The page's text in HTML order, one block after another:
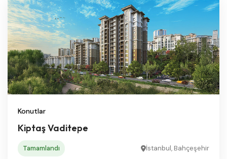
Konutlar
Kiptaş Vaditepe
Tamamlandı İstanbul, Bahçeşehir